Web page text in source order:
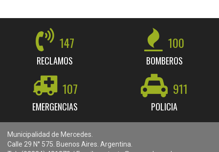
147
RECLAMOS
100
BOMBEROS
107
EMERGENCIAS
911
POLICIA
Municipalidad de Mercedes.
Calle 29 N° 575. Buenos Aires. Argentina.